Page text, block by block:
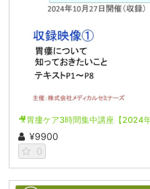
🎥胃瘻ケア3時間集中講座【2024
¥9900
0